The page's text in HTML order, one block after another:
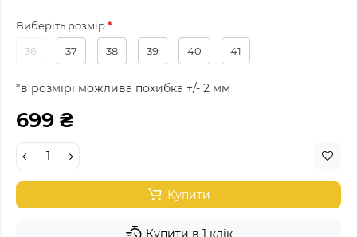
Виберіть розмір
36
37 38 39 40 41
*в розмірі можлива похибка +/- 2 мм
699 ₴
Купити
Купити в 1 клік